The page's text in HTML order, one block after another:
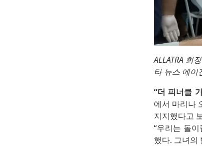
ALLATRA 회
타 뉴스 에이
“더 피너클
에서 마리나
지지했다고
“우리는 돌
했다. 그녀의